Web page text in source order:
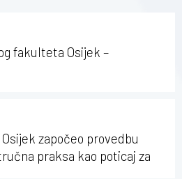
fakulteta Osijek –
započeo provedbu
praksa kao poticaj za